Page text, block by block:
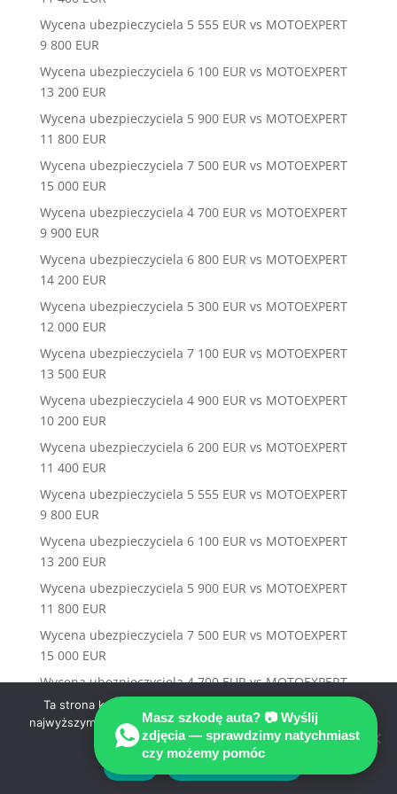
Wycena ubezpieczyciela 5 555 EUR vs MOTOEXPERT
9 800 EUR
Wycena ubezpieczyciela 6 100 EUR vs MOTOEXPERT
13 200 EUR
Wycena ubezpieczyciela 5 900 EUR vs MOTOEXPERT
11 800 EUR
Wycena ubezpieczyciela 7 500 EUR vs MOTOEXPERT
15 000 EUR
Wycena ubezpieczyciela 4 700 EUR vs MOTOEXPERT
9 900 EUR
Wycena ubezpieczyciela 6 800 EUR vs MOTOEXPERT
14 200 EUR
Wycena ubezpieczyciela 5 300 EUR vs MOTOEXPERT
12 000 EUR
Wycena ubezpieczyciela 7 100 EUR vs MOTOEXPERT
13 500 EUR
Wycena ubezpieczyciela 4 900 EUR vs MOTOEXPERT
10 200 EUR
Wycena ubezpieczyciela 6 200 EUR vs MOTOEXPERT
11 400 EUR
Wycena ubezpieczyciela 5 555 EUR vs MOTOEXPERT
9 800 EUR
Wycena ubezpieczyciela 6 100 EUR vs MOTOEXPERT
13 200 EUR
Wycena ubezpieczyciela 5 900 EUR vs MOTOEXPERT
11 800 EUR
Wycena ubezpieczyciela 7 500 EUR vs MOTOEXPERT
15 000 EUR
Wycena ubezpieczyciela 4 700 EUR vs MOTOEXPERT
9 900 EUR
Wycena ubezpieczyciela 6 800 EUR vs MOTOEXPERT
14 200 EUR
Wycena ubezpieczyciela 5 300 EUR vs MOTOEXPERT
Masz szkodę auta? 📷 Wyślij
zdjęcia — sprawdzimy natychmiast
czy możemy pomóc
Ta strona korzysta z ciasteczek aby świadczyć usługi na
najwyższym poziomie. Dalsze korzystanie ze strony oznacza,
że zgadzasz się na ich użycie.